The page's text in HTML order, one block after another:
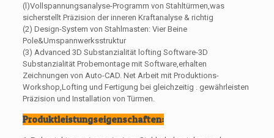
(l)Vollspannungsanalyse-Programm von Stahltürmen,was
sicherstellt Präzision der inneren Kraftanalyse & richtig
(2) Design-System von Stahlmasten: Vier Beine
Pole&Umspannwerksstruktur
(3) Advanced 3D Substanzialität lofting Software-3D
Substanzialität Probemontage mit Software,erhalten
Zeichnungen von Auto-CAD. Net Arbeit mit Produktions-
Workshop,Lofting und Fertigung bei gleichzeitig . gewährleisten
Präzision und Installation von Türmen.
Produktleistungseigenschaften: